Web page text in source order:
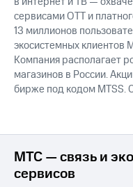
сервисами OTT и
13 миллионов
экосистемных
Компания располагает
магазинов в России.
бирже под кодом MTSS.
МТС — связь и
сервисов